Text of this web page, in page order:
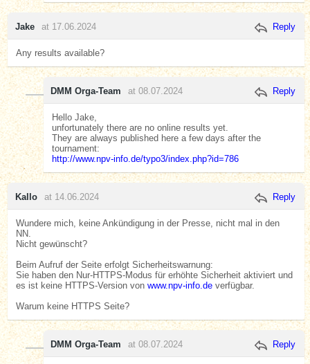
Jake at 17.06.2024 Reply
Any results available?
DMM Orga-Team at 08.07.2024 Reply
Hello Jake,
unfortunately there are no online results yet.
They are always published here a few days after the
tournament:
http://www.npv-info.de/typo3/index.php?id=786
Kallo at 14.06.2024 Reply
Wundere mich, keine Ankündigung in der Presse, nicht mal in den
NN.
Nicht gewünscht?
Beim Aufruf der Seite erfolgt Sicherheitswarnung:
Sie haben den Nur-HTTPS-Modus für erhöhte Sicherheit aktiviert und
es ist keine HTTPS-Version vonwww.npv-info.de verfügbar.
Warum keine HTTPS Seite?
DMM Orga-Team at 08.07.2024 Reply